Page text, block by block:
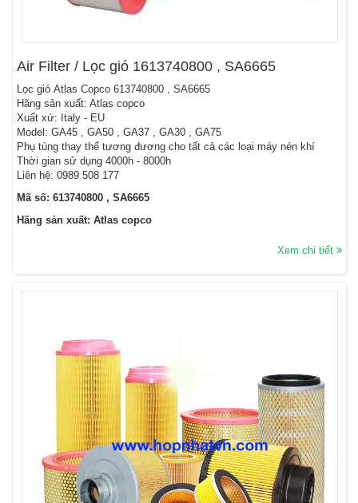
Air Filter / Lọc gió 1613740800 , SA6665
Lọc gió Atlas Copco 613740800 , SA6665
Hãng sản xuất: Atlas copco
Xuất xứ: Italy - EU
Model: GA45 , GA50 , GA37 , GA30 , GA75
Phụ tùng thay thế tương đương cho tất cả các loại máy nén khí
Thời gian sử dụng 4000h - 8000h
Liên hệ: 0989 508 177
Mã số: 613740800 , SA6665
Hãng sản xuất: Atlas copco
Xem chi tiết